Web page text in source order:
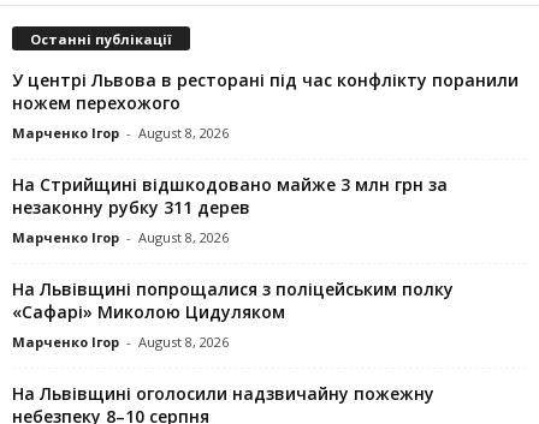
Останні публікації
У центрі Львова в ресторані під час конфлікту поранили
ножем перехожого
Марченко Ігор - August 8, 2026
На Стрийщині відшкодовано майже 3 млн грн за
незаконну рубку 311 дерев
Марченко Ігор - August 8, 2026
На Львівщині попрощалися з поліцейським полку
«Сафарі» Миколою Цидуляком
Марченко Ігор - August 8, 2026
На Львівщині оголосили надзвичайну пожежну
небезпеку 8–10 серпня